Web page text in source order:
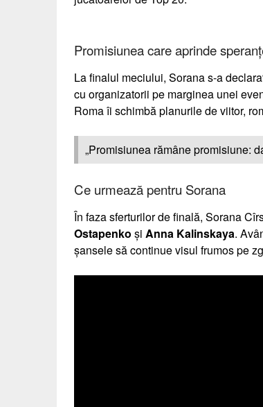
Promisiunea care aprinde
La finalul meciului, Sorana s-a
cu organizatorii pe marginea unei
Roma îi schimbă planurile de viitor,
„Promisiunea rămâne promisiune:
Ce urmează pentru Sorana
În faza sferturilor de finală, Sorana
Ostapenko și Anna Kalinskaya.
șansele să continue visul frumos pe